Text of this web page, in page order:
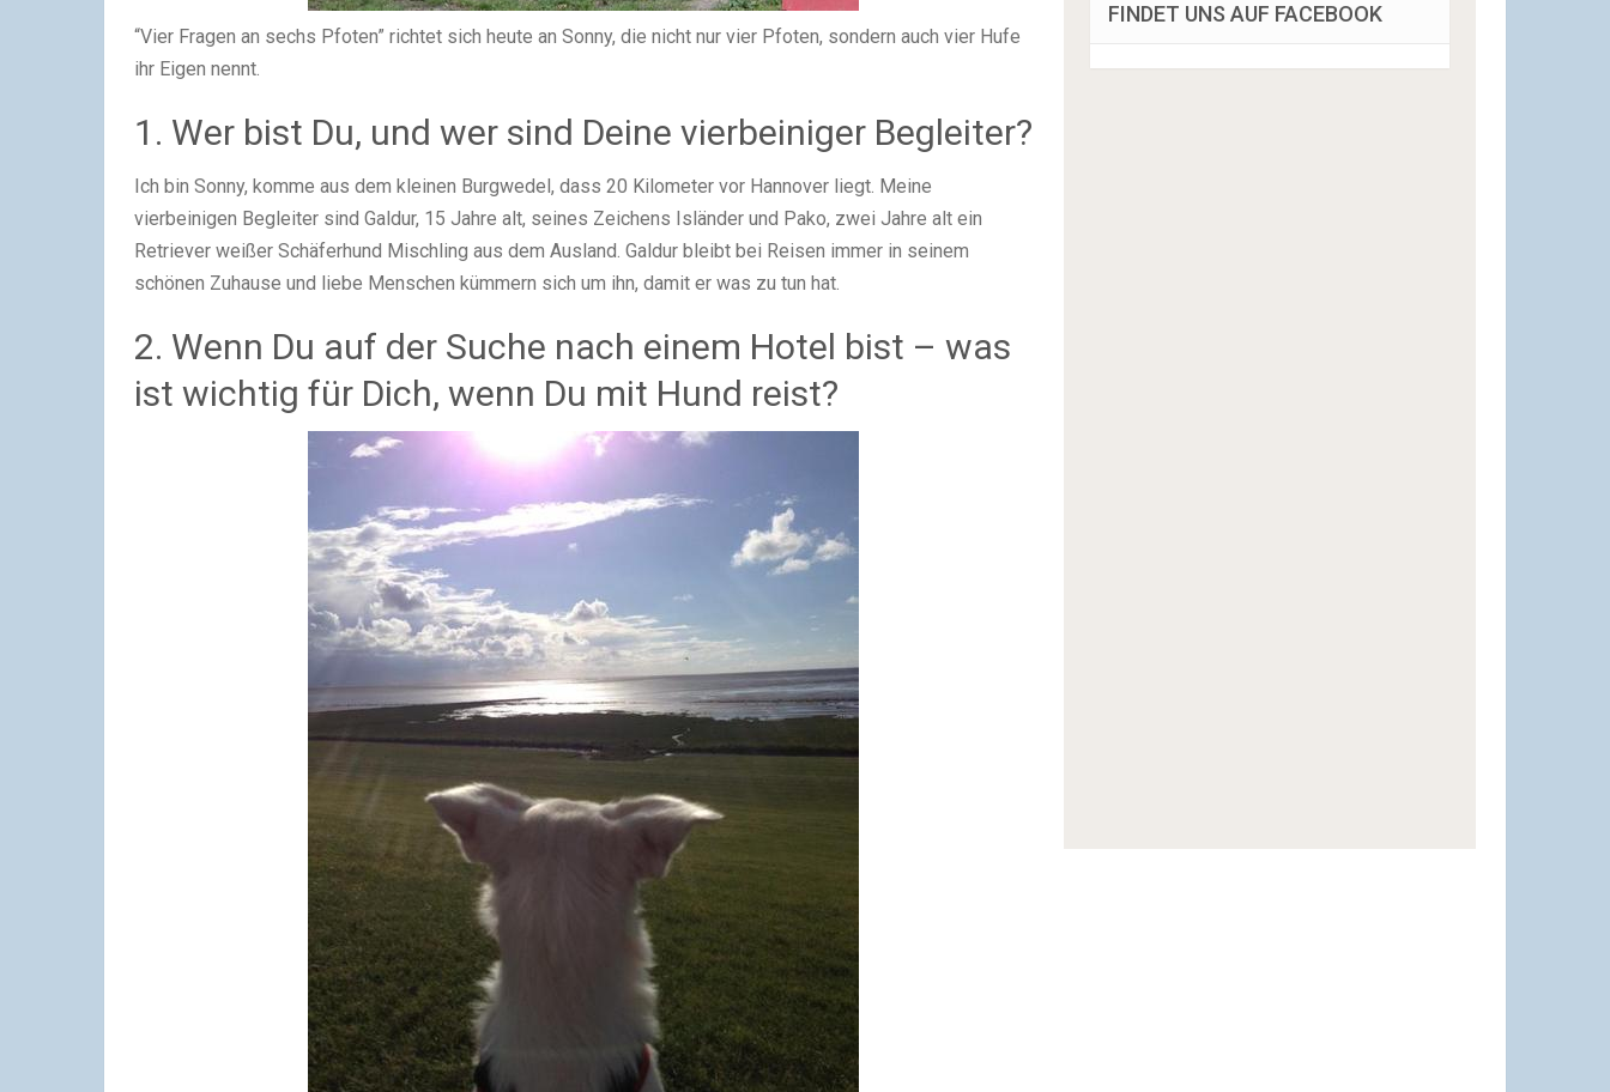
“Vier Fragen an sechs Pfoten” richtet sich heute an Sonny, die nicht nur vier Pfoten, sondern auch vier Hufe
ihr Eigen nennt.
1. Wer bist Du, und wer sind Deine vierbeiniger Begleiter?
Ich bin Sonny, komme aus dem kleinen Burgwedel, dass 20 Kilometer vor Hannover liegt. Meine
vierbeinigen Begleiter sind Galdur, 15 Jahre alt, seines Zeichens Isländer und Pako, zwei Jahre alt ein
Retriever weißer Schäferhund Mischling aus dem Ausland. Galdur bleibt bei Reisen immer in seinem
schönen Zuhause und liebe Menschen kümmern sich um ihn, damit er was zu tun hat.
2. Wenn Du auf der Suche nach einem Hotel bist – was
ist wichtig für Dich, wenn Du mit Hund reist?
FINDET UNS AUF FACEBOOK